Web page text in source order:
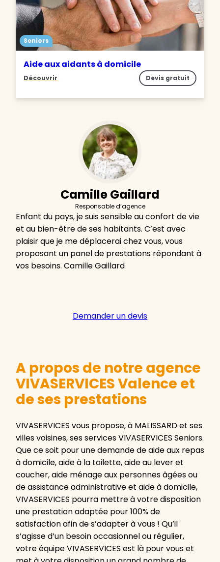
Seniors
Aide aux aidants à domicile
Découvrir Devis gratuit
Camille Gaillard
Responsable d’agence
Enfant du pays, je suis sensible au confort de vie
et au bien-être de ses habitants. C’est avec
plaisir que je me déplacerai chez vous, vous
proposant un panel de prestations répondant à
vos besoins. Camille Gaillard
Demander un devis
A propos de notre agence
VIVASERVICES Valence et
de ses prestations
VIVASERVICES vous propose, à MALISSARD et ses
villes voisines, ses services VIVASERVICES Seniors.
Que ce soit pour une demande de aide aux repas
à domicile, aide à la toilette, aide au lever et
coucher, aide ménage aux personnes âgées ou
de assistance administrative et aide à domicile,
VIVASERVICES pourra mettre à votre disposition
une prestation adaptée pour 100% de
satisfaction afin de s’adapter à vous ! Qu’il
s’agisse d’un besoin occasionnel ou régulier,
votre équipe VIVASERVICES est là pour vous et